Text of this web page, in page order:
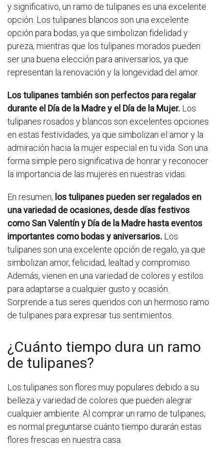
y significativo, un ramo de tulipanes es una excelente
opción. Los tulipanes blancos son una excelente
opción para bodas, ya que simbolizan fidelidad y
pureza, mientras que los tulipanes morados pueden
ser una buena elección para aniversarios, ya que
representan la renovación y la longevidad del amor.
Los tulipanes también son perfectos para regalar
durante el Día de la Madre y el Día de la Mujer. Los
tulipanes rosados y blancos son excelentes opciones
en estas festividades, ya que simbolizan el amor y la
admiración hacia la mujer especial en tu vida. Son una
forma simple pero significativa de honrar y reconocer
la importancia de las mujeres en nuestras vidas.
En resumen, los tulipanes pueden ser regalados en
una variedad de ocasiones, desde días festivos
como San Valentín y Día de la Madre hasta eventos
importantes como bodas y aniversarios. Los
tulipanes son una excelente opción de regalo, ya que
simbolizan amor, felicidad, lealtad y compromiso.
Además, vienen en una variedad de colores y estilos
para adaptarse a cualquier gusto y ocasión.
Sorprende a tus seres queridos con un hermoso ramo
de tulipanes para expresar tus sentimientos.
¿Cuánto tiempo dura un ramo
de tulipanes?
Los tulipanes son flores muy populares debido a su
belleza y variedad de colores que pueden alegrar
cualquier ambiente. Al comprar un ramo de tulipanes,
es normal preguntarse cuánto tiempo durarán estas
flores frescas en nuestra casa.